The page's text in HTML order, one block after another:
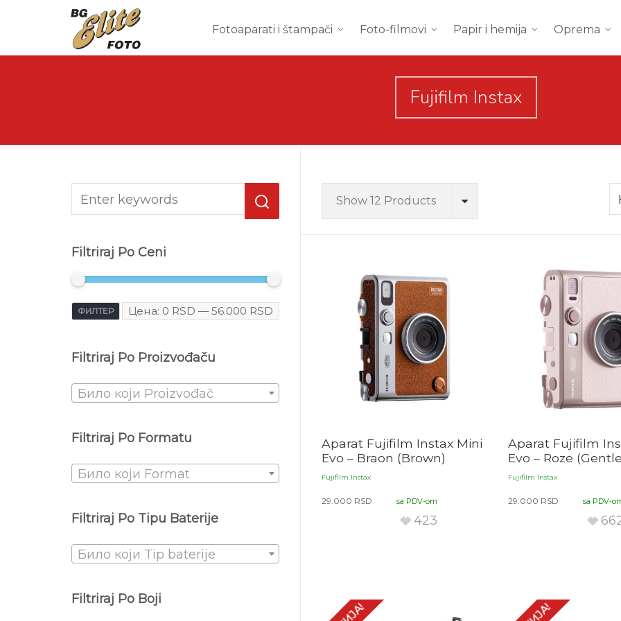
Fotoaparati i štampači Foto-filmovi Papir i hemija Oprema
Fujifilm Instax
Show 12 Products
Aparat Fujifilm Instax Mini
Evo – Braon (Brown)
Fujifilm Instax
29.000 RSD sa PDV-om
423
Aparat Fujifilm
Evo – Roze
Fujifilm Instax
29.000 RSD sa PDV-
Filtriraj Po Ceni
ФИЛТЕР Цена: 0 RSD —56.000 RSD
Filtriraj Po Proizvođaču
Било који Proizvođač
Filtriraj Po Formatu
Било који Format
Filtriraj Po Tipu Baterije
Било који Tip baterije
Filtriraj Po Boji